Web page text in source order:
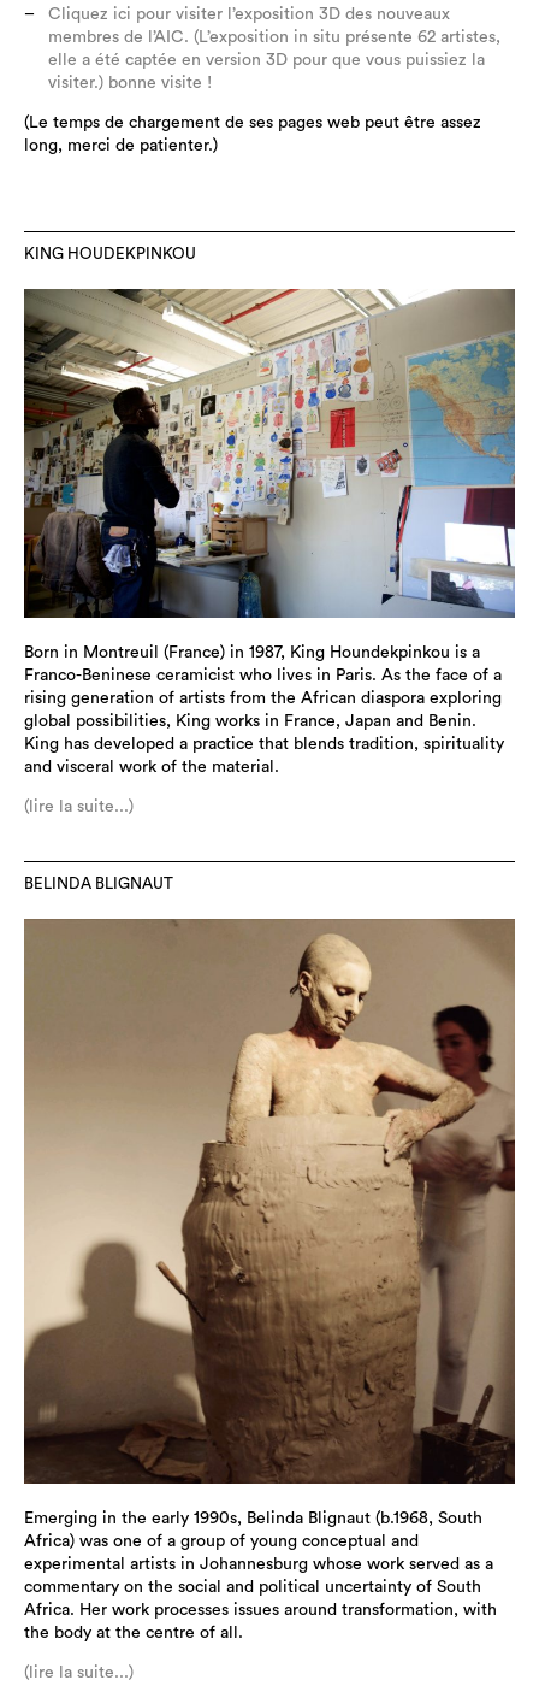
Cliquez ici pour visiter l’exposition 3D des nouveaux
membres de l’AIC. (L’exposition in situ présente 62 artistes,
elle a été captée en version 3D pour que vous puissiez la
visiter.) bonne visite !
(Le temps de chargement de ses pages web peut être assez
long, merci de patienter.)
KING HOUDEKPINKOU
Born in Montreuil (France) in 1987, King Houndekpinkou is a
Franco-Beninese ceramicist who lives in Paris. As the face of a
rising generation of artists from the African diaspora exploring
global possibilities, King works in France, Japan and Benin.
King has developed a practice that blends tradition, spirituality
and visceral work of the material.
(lire la suite...)
BELINDA BLIGNAUT
Emerging in the early 1990s, Belinda Blignaut (b.1968, South
Africa) was one of a group of young conceptual and
experimental artists in Johannesburg whose work served as a
commentary on the social and political uncertainty of South
Africa. Her work processes issues around transformation, with
the body at the centre of all.
(lire la suite...)